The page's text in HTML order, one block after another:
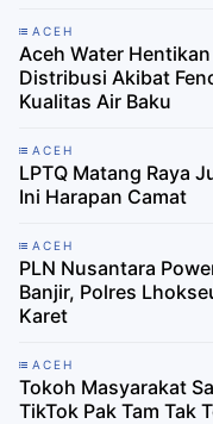
ACEH
Aceh Water
Distribusi Akibat
Kualitas Air Baku
ACEH
LPTQ Matang Raya
Ini Harapan Camat
ACEH
PLN Nusantara
Banjir, Polres
Karet
ACEH
Tokoh Masyarakat
TikTok Pak Tam Tak